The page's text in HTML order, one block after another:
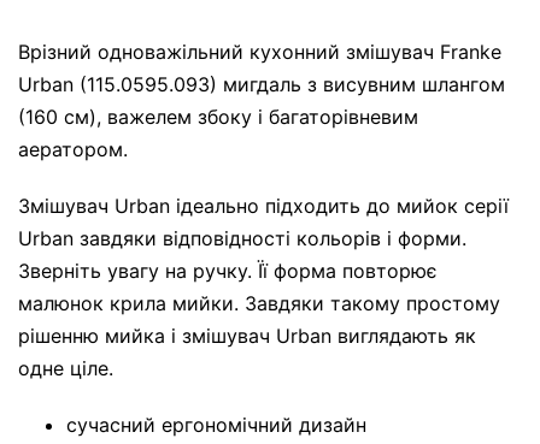
Врізний одноважільний кухонний змішувач Franke
Urban (115.0595.093) мигдаль з висувним шлангом
(160 см), важелем збоку і багаторівневим
аератором.
Змішувач Urban ідеально підходить до мийок серії
Urban завдяки відповідності кольорів і форми.
Зверніть увагу на ручку. Її форма повторює
малюнок крила мийки. Завдяки такому простому
рішенню мийка і змішувач Urban виглядають як
одне ціле.
сучасний ергономічний дизайн